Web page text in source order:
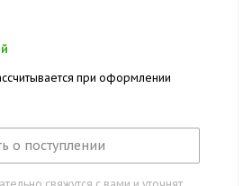
при оформлении
о поступлении